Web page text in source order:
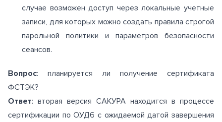
случае возможен доступ через локальные учетные
записи, для которых можно создать правила строгой
парольной политики и параметров безопасности
сеансов.
Вопрос: планируется ли получение сертификата
ФСТЭК?
Ответ: вторая версия САКУРА находится в процессе
сертификации по ОУД6 с ожидаемой датой завершения